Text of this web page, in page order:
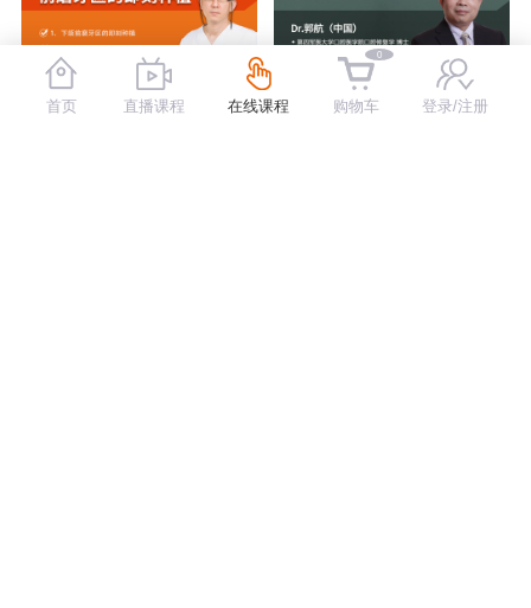
4855
前磨牙区的即刻种植
43:05
种植机械并发症的原因及处理
首页 直播课程 在线课程
0
购物车 登录/注册